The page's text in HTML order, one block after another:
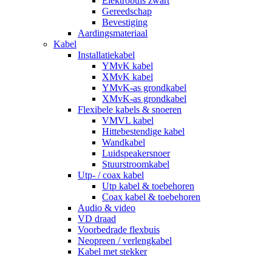
Gereedschap
Bevestiging
Aardingsmateriaal
Kabel
Installatiekabel
YMvK kabel
XMvK kabel
YMvK-as grondkabel
XMvK-as grondkabel
Flexibele kabels & snoeren
VMVL kabel
Hittebestendige kabel
Wandkabel
Luidspeakersnoer
Stuurstroomkabel
Utp- / coax kabel
Utp kabel & toebehoren
Coax kabel & toebehoren
Audio & video
VD draad
Voorbedrade flexbuis
Neopreen / verlengkabel
Kabel met stekker